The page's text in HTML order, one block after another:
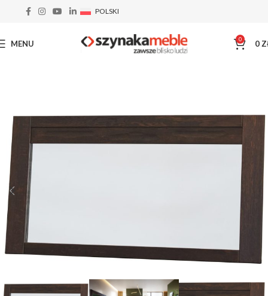
POLSKI
MENU 0 0